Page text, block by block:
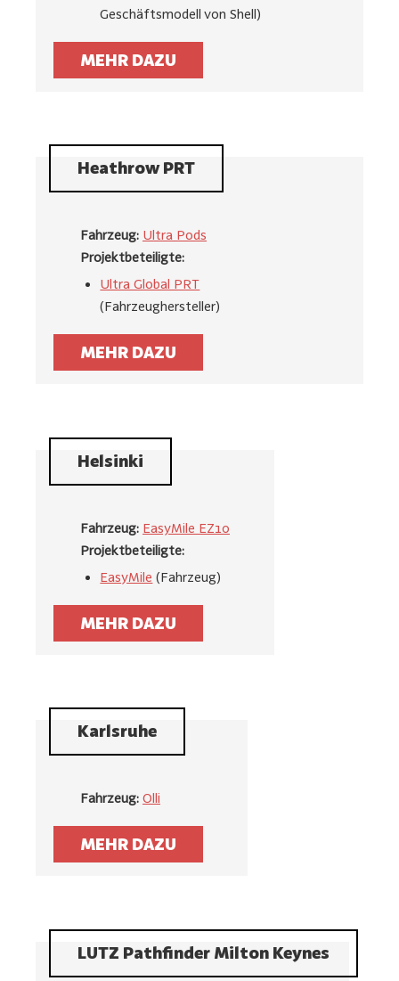
Geschäftsmodell von Shell)
MEHR DAZU
Heathrow PRT
Fahrzeug: Ultra Pods
Projektbeteiligte:
Ultra Global PRT
(Fahrzeughersteller)
MEHR DAZU
Helsinki
Fahrzeug: EasyMile EZ10
Projektbeteiligte:
EasyMile (Fahrzeug)
MEHR DAZU
Karlsruhe
Fahrzeug: Olli
MEHR DAZU
LUTZ Pathfinder Milton Keynes